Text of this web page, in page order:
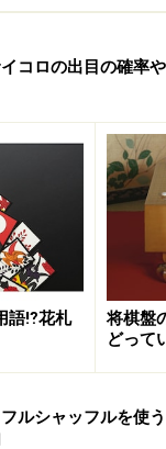
コロの出目の確率
語⁉花札
将棋盤
どって
フルシャッフルを使